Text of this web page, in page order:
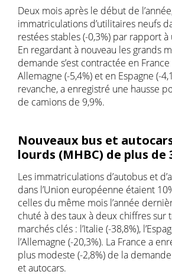
Deux mois après le début de
immatriculations d’utilitaires neufs
restées stables (-0,3%) par rapport à
En regardant à nouveau les grands
demande s’est contractée en France
Allemagne (-5,4%) et en Espagne (-
revanche, a enregistré une hausse
de camions de 9,9%.
Nouveaux bus et
lourds (MHBC) de plus de
Les immatriculations d’autobus et
dans l’Union européenne étaient
celles du même mois l’année
chuté à des taux à deux chiffres sur
marchés clés : l’Italie (-38,8%),
l’Allemagne (-20,3%). La France a
plus modeste (-2,8%) de la
et autocars.